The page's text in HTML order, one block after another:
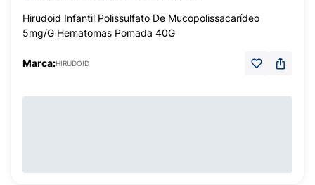
Hirudoid Infantil Polissulfato De Mucopolissacarídeo
5mg/G Hematomas Pomada 40G
Marca:HIRUDOID